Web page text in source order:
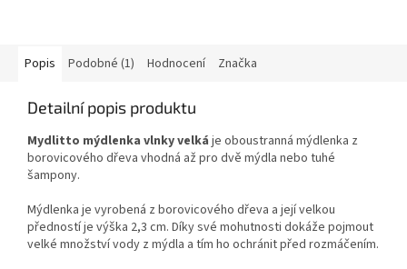
Popis Podobné (1) Hodnocení Značka
Detailní popis produktu
Mydlitto mýdlenka vlnky velká je oboustranná mýdlenka z
borovicového dřeva vhodná až pro dvě mýdla nebo tuhé
šampony.
Mýdlenka je vyrobená z borovicového dřeva a její velkou
předností je výška 2,3 cm. Díky své mohutnosti dokáže pojmout
velké množství vody z mýdla a tím ho ochránit před rozmáčením.